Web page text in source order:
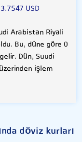
3.7547 USD
Arabistan Riyali
Bu, düne göre 0
Dün, Suudi
işlem
döviz kurları